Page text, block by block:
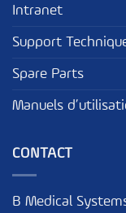
Intranet
Support
Spare Parts
Manuels
CONTACT
B Medical